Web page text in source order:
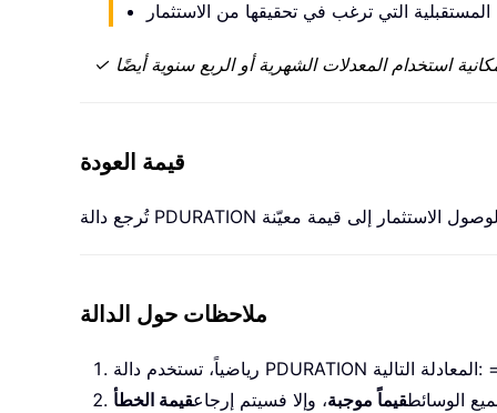
قيمة العودة
ملاحظات حول الدالة
الوسائطقيماً موجبة، وإلا فسيتم إرجاع